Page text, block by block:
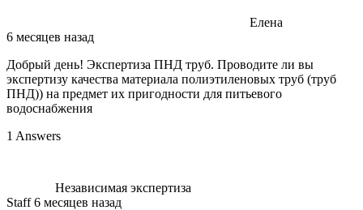
Елена
6 месяцев назад
Добрый день! Экспертиза ПНД труб. Проводите ли вы
экспертизу качества материала полиэтиленовых труб (труб
ПНД)) на предмет их пригодности для питьевого
водоснабжения
1 Answers
Независимая экспертиза
Staff6 месяцев назад